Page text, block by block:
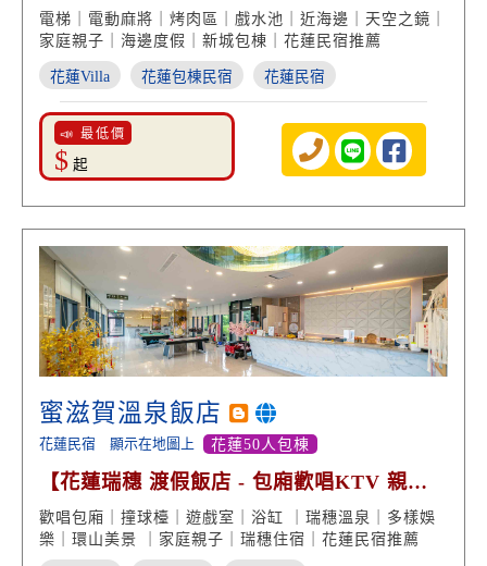
美戲水池】
電梯｜電動麻將｜烤肉區｜戲水池｜近海邊｜天空之鏡｜
家庭親子｜海邊度假｜新城包棟｜花蓮民宿推薦
花蓮Villa 花蓮包棟民宿 花蓮民宿
📣 最低價
$ 起
蜜滋賀溫泉飯店
花蓮民宿 顯示在地圖上 花蓮50人包棟
【花蓮瑞穗 渡假飯店 - 包廂歡唱KTV 親子
遊戲室 多樣娛樂】
歡唱包廂｜撞球檯｜遊戲室｜浴缸 ｜瑞穗溫泉｜多樣娛
樂｜環山美景 ｜家庭親子｜瑞穗住宿｜花蓮民宿推薦